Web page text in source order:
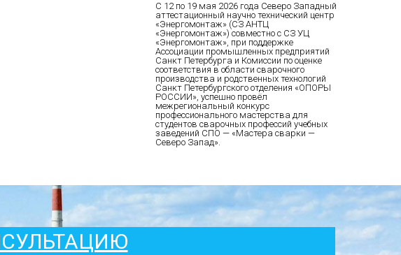
С 12 по 19 мая 2026 года Северо Западный
аттестационный научно технический центр
«Энергомонтаж» (СЗ АНТЦ
«Энергомонтаж») совместно с СЗ УЦ
«Энергомонтаж», при поддержке
Ассоциации промышленных предприятий
Санкт Петербурга и Комиссии по оценке
соответствия в области сварочного
производства и родственных технологий
Санкт Петербургского отделения «ОПОРЫ
РОССИИ», успешно провёл
межрегиональный конкурс
профессионального мастерства для
студентов сварочных профессий учебных
заведений СПО — «Мастера сварки —
Северо Запад».